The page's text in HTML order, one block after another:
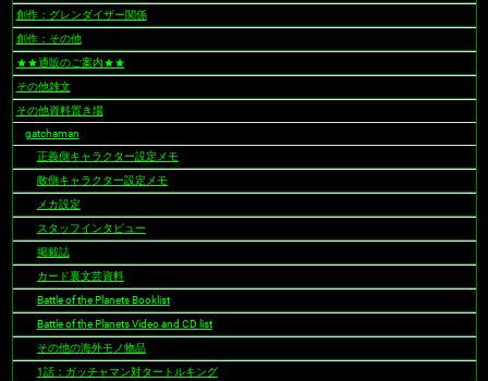
ー
シ
ョ
ン
創作：グレンダイザー関係
創作：その他
★★通販のご案内★★
その他雑文
その他資料置き場
gatchaman
正義側キャラクター設定メモ
敵側キャラクター設定メモ
メカ設定
スタッフインタビュー
掲載誌
カード裏文芸資料
Battle of the Planets Booklist
Battle of the Planets Video and CD list
その他の海外モノ物品
1話：ガッチャマン対タートルキング